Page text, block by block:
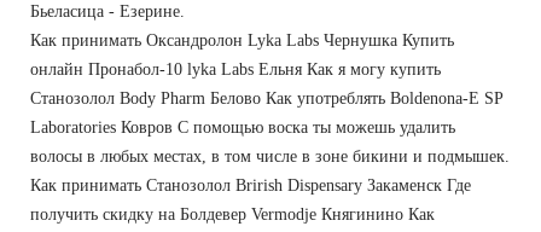
Бьеласица - Езерине.
Как принимать Оксандролон Lyka Labs Чернушка Купить
онлайн Пронабол-10 lyka Labs Ельня Как я могу купить
Станозолол Body Pharm Белово Как употреблять Boldenona-E SP
Laboratories Ковров С помощью воска ты можешь удалить
волосы в любых местах, в том числе в зоне бикини и подмышек.
Как принимать Станозолол Brirish Dispensary Закаменск Где
получить скидку на Болдевер Vermodje Княгинино Как